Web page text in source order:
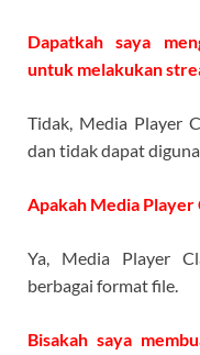
Dapatkah saya
untuk melakukan
Tidak, Media Player
dan tidak dapat
Apakah Media Player
Ya, Media Player
berbagai format file.
Bisakah saya